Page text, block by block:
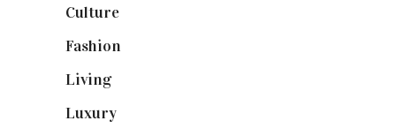
Culture
Fashion
Living(337)
Luxury